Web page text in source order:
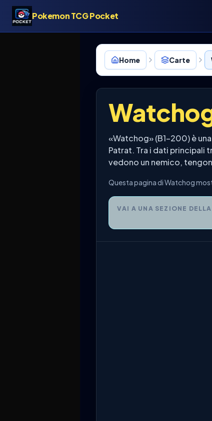
Pokemon TCG Pocket
Home Carte
«Watchog» (B1-200) è
Patrat. Tra i dati principali
vedono un nemico,
Questa pagina di Watchog
VAI A UNA SEZIONE